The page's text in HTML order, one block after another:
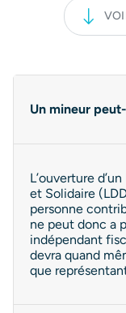
Un mineur
L’ouverture
et Solidaire
personne
ne peut donc a
indépendant
devra quand
que